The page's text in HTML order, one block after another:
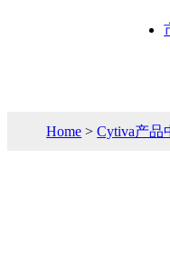
Home >Cytiva产品